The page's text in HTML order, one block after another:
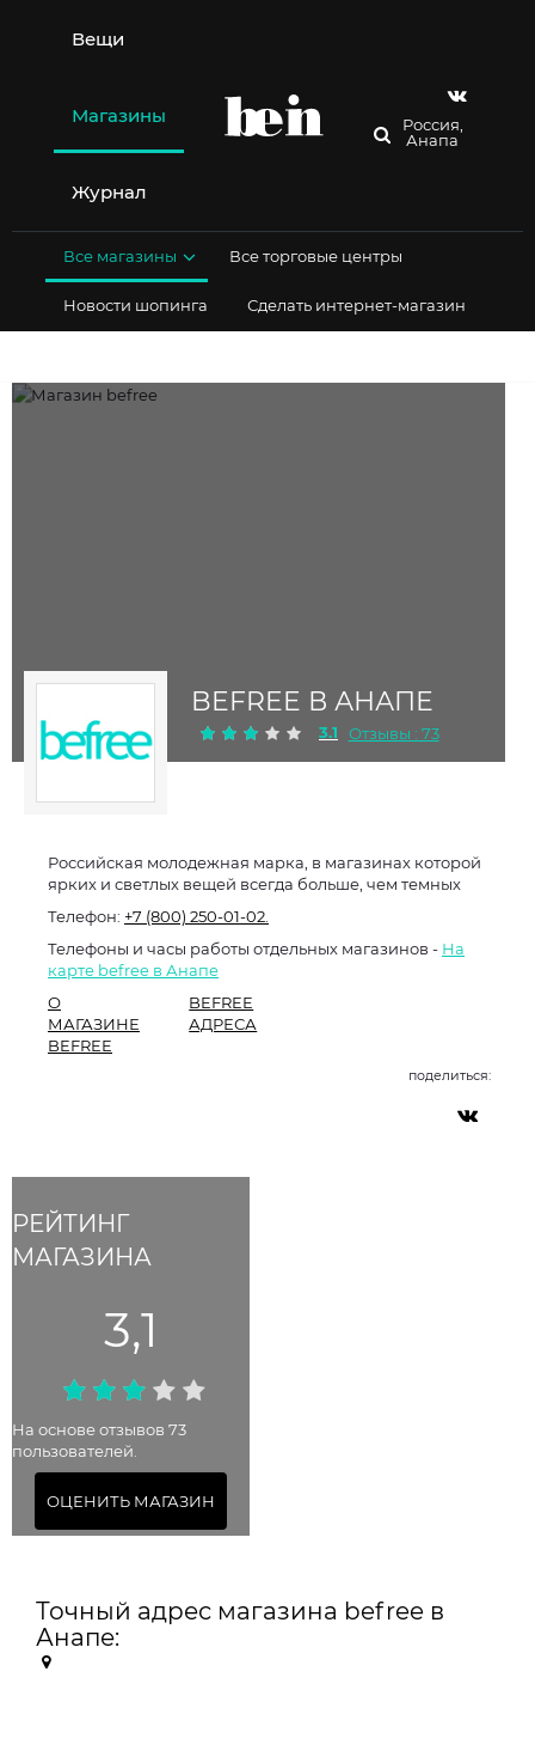
содержимому
Вещи
Магазины
Журнал
Россия,
Анапа
Все магазины Все торговые центры
Новости шопинга Сделать интернет-магазин
BEFREE В АНАПЕ
3.1 Отзывы : 73
РЕЙТИНГ
МАГАЗИНА
3,1
На основе отзывов 73
пользователей.
ОЦЕНИТЬ МАГАЗИН
Российская молодежная марка, в магазинах которой
ярких и светлых вещей всегда больше, чем темных
Телефон: +7 (800) 250-01-02.
Телефоны и часы работы отдельных магазинов - На
карте befree в Анапе
О
МАГАЗИНЕ
BEFREE
BEFREE
АДРЕСА
поделиться:
Точный адрес магазина befree в
Анапе: